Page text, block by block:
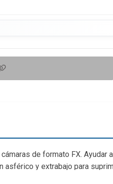
de formato FX. Ayudar
asférico y extrabajo para
el contraste y la precisión del